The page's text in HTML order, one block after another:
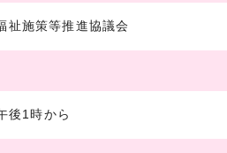
祉施策等推進協議会
後1時から